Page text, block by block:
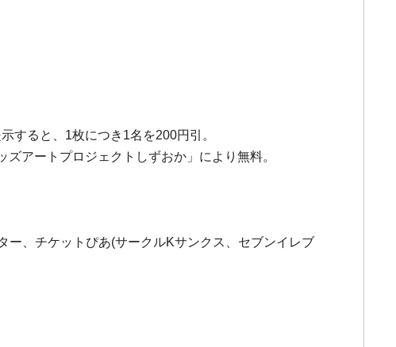
すると、1枚につき1名を200円引。
アートプロジェクトしずおか」により無料。
ー、チケットぴあ(サークルKサンクス、セブンイレブ